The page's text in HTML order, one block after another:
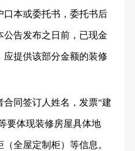
口本或委托书，委托书后
告发布之日前，已现金
提供该部分金额的装修
合同签订人姓名，发票“建
要体现装修房屋具体地
全屋定制柜）等信息。